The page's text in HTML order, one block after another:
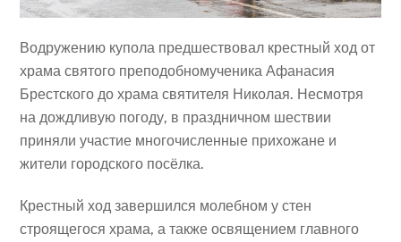
Водружению купола предшествовал крестный ход от
храма святого преподобномученика Афанасия
Брестского до храма святителя Николая. Несмотря
на дождливую погоду, в праздничном шествии
приняли участие многочисленные прихожане и
жители городского посёлка.
Крестный ход завершился молебном у стен
строящегося храма, а также освящением главного